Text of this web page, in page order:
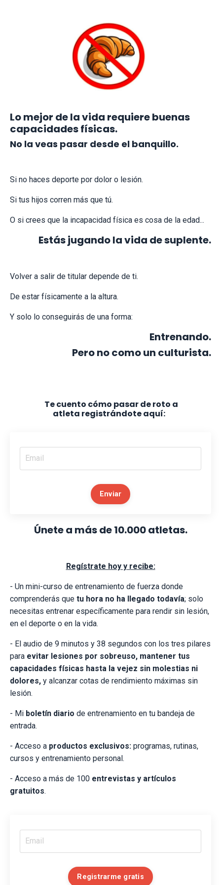
Lo mejor de la vida requiere buenas
capacidades físicas.
No la veas pasar desde el banquillo.
Si no haces deporte por dolor o lesión.
Si tus hijos corren más que tú.
O si crees que la incapacidad física es cosa de la edad...
Estás jugando la vida de suplente.
Volver a salir de titular depende de ti.
De estar físicamente a la altura.
Y solo lo conseguirás de una forma:
Entrenando.
Pero no como un culturista.
Te cuento cómo pasar de roto a
atleta registrándote aquí:
Enviar
Únete a más de 10.000 atletas.
Regístrate hoy y recibe:
- Un mini-curso de entrenamiento de fuerza donde
comprenderás que tu hora no ha llegado todavía; solo
necesitas entrenar específicamente para rendir sin lesión,
en el deporte o en la vida.
- El audio de 9 minutos y 38 segundos con los tres pilares
para evitar lesiones por sobreuso, mantener tus
capacidades físicas hasta la vejez sin molestias ni
dolores, y alcanzar cotas de rendimiento máximas sin
lesión.
- Mi boletín diario de entrenamiento en tu bandeja de
entrada.
- Acceso a productos exclusivos: programas, rutinas,
cursos y entrenamiento personal.
- Acceso a más de 100 entrevistas y artículos
gratuitos.
Registrarme gratis